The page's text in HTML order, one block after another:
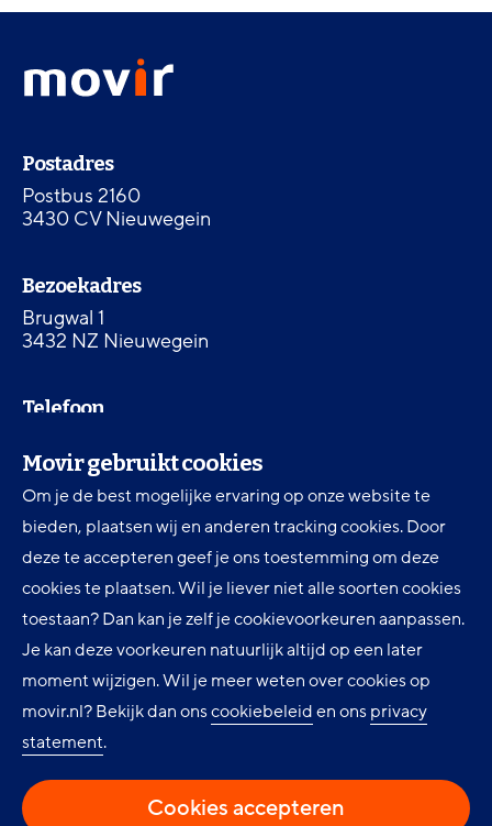
Movir gebruikt cookies
Om je de best mogelijke ervaring op onze website te
bieden, plaatsen wij en anderen tracking cookies. Door
deze te accepteren geef je ons toestemming om deze
cookies te plaatsen. Wil je liever niet alle soorten cookies
toestaan? Dan kan je zelf je cookievoorkeuren aanpassen.
Je kan deze voorkeuren natuurlijk altijd op een later
moment wijzigen. Wil je meer weten over cookies op
movir.nl? Bekijk dan onscookiebeleiden onsprivacy
statement.
Cookies accepteren
menu
Movir
-
de
homepagina
Contactinformatie
Postadres
Postbus 2160
3430 CV Nieuwegein
Bezoekadres
Brugwal 1
3432 NZ Nieuwegein
Telefoon
Digitale toegankelijkheid
Movir Momentum AOV
Ervaringen en inspiratie
Klantenservice
Over Movir
Nieuws
Privacy
Cookie instellingen